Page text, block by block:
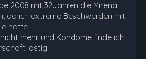
2008 mit 32Jahren die Mirena
da ich extreme Beschwerden mit
hatte.
mehr und Kondome finde ich
lästig.